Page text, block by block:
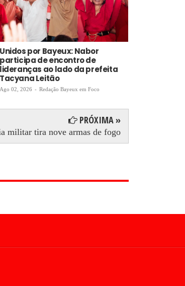
Unidos por Bayeux: Nabor
participa de encontro de
lideranças ao lado da prefeita
Tacyana Leitão
Ago 02, 2026 - Redação Bayeux em Foco
PRÓXIMA »
militar tira nove armas de fogo